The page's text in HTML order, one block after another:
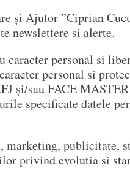
și Ajutor ”Ciprian
newslettere si alerte.
caracter personal si
personal si
și/sau FACE
specificate datele
marketing, publicitate,
privind evolutia si